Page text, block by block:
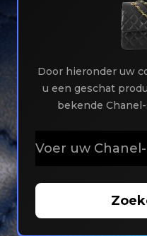
Door hieronder uw
u een geschat
bekende